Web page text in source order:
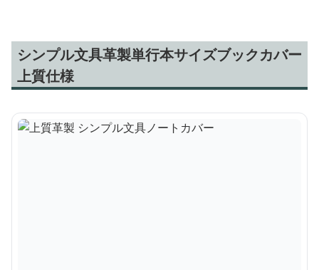
シンプル文具革製単行本サイズブックカバー
上質仕様